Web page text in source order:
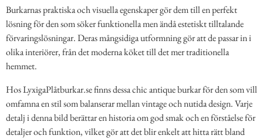
Burkarnas praktiska och visuella egenskaper gör dem till en perfekt
lösning för den som söker funktionella men ändå estetiskt tilltalande
förvaringslösningar. Deras mångsidiga utformning gör att de passar in i
olika interiörer, från det moderna köket till det mer traditionella
hemmet.
Hos LyxigaPlåtburkar.se finns dessa chic antique burkar för den som vill
omfamna en stil som balanserar mellan vintage och nutida design. Varje
detalj i denna bild berättar en historia om god smak och en förståelse för
detaljer och funktion, vilket gör att det blir enkelt att hitta rätt bland